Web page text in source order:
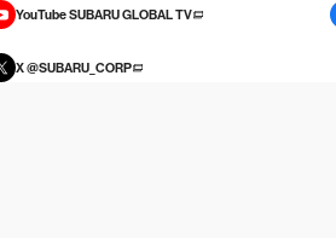
YouTube SUBARU GLOBAL TV
X @SUBARU_CORP